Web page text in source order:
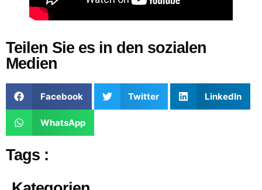
Teilen Sie es in den sozialen
Medien
Facebook Twitter LinkedIn
WhatsApp
Tags :